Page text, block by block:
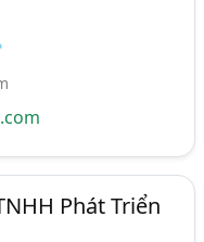
Phát Triển